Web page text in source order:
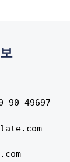
90-49697